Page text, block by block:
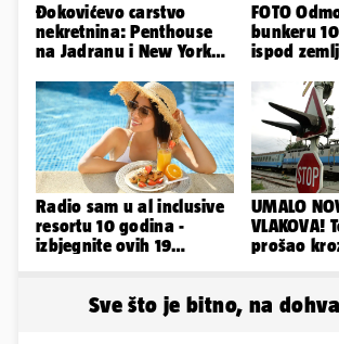
Đokovićevo carstvo
nekretnina: Penthouse
na Jadranu i New Yorku,
FOTO
bunkeru
ispod
Radio sam u al inclusive
resortu 10 godina -
izbjegnite ovih 19
UMALO
VLAKOVA!
prošao
Sve što je bitno, na